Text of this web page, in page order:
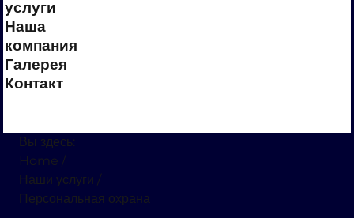
услуги
Наша
компания
Галерея
Контакт
Вы здесь:
Home /
Наши услуги /
Персональная охрана